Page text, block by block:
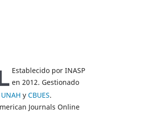
Establecido por INASP
en 2012. Gestionado
UNAH y CBUES.
Journals Online